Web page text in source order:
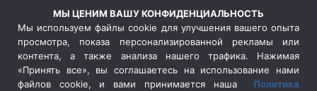
(510)
Сельское хозяйство (3)
Социальная политика
(3)
Спецоперация в Украине
Спецоперация на Украине
(404)
МЫ ЦЕНИМ ВАШУ КОНФИДЕНЦИАЛЬНОСТЬ
Мы используем файлы cookie для улучшения вашего опыта
просмотра, показа персонализированной рекламы или
контента, а также анализа нашего трафика. Нажимая
«Принять все», вы соглашаетесь на использование нами
файлов cookie, и вами принимается наша Политика